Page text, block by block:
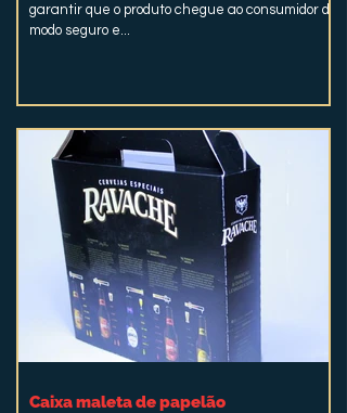
garantir que o produto chegue ao consumidor de
modo seguro e...
Caixa maleta de papelão